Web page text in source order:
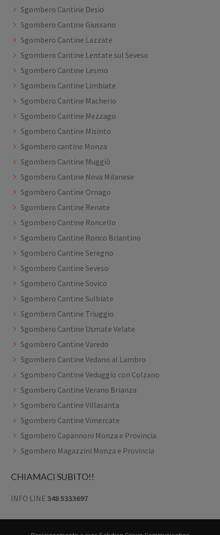
Sgombero Cantine Desio
Sgombero Cantine Giussano
Sgombero Cantine Lazzate
Sgombero Cantine Lentate sul Seveso
Sgombero Cantine Lesmo
Sgombero Cantine Limbiate
Sgombero Cantine Macherio
Sgombero Cantine Mezzago
Sgombero Cantine Misinto
Sgombero cantine Monza
Sgombero Cantine Muggiò
Sgombero Cantine Nova Milanese
Sgombero Cantine Ornago
Sgombero Cantine Renate
Sgombero Cantine Roncello
Sgombero Cantine Ronco Briantino
Sgombero Cantine Seregno
Sgombero Cantine Seveso
Sgombero Cantine Sovico
Sgombero Cantine Sulbiate
Sgombero Cantine Triuggio
Sgombero Cantine Usmate Velate
Sgombero Cantine Varedo
Sgombero Cantine Vedano al Lambro
Sgombero Cantine Veduggio con Colzano
Sgombero Cantine Verano Brianza
Sgombero Cantine Villasanta
Sgombero Cantine Vimercate
Sgombero Capannoni Monza e Provincia
Sgombero Magazzini Monza e Provincia
CHIAMACI SUBITO!!
INFO LINE348 5333697